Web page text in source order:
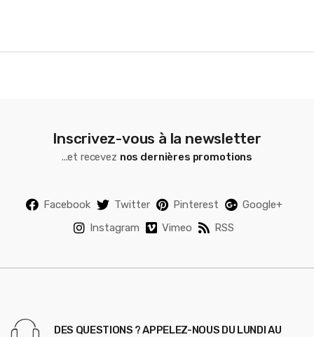
Inscrivez-vous à la newsletter
...et recevez nos dernières promotions
Facebook Twitter Pinterest
Google+
Instagram
Vimeo RSS
DES QUESTIONS ? APPELEZ-NOUS DU LUNDI AU